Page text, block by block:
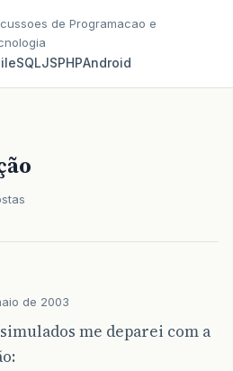
de Programacao e
SQLJSPHPAndroid
de 2003
me deparei com a